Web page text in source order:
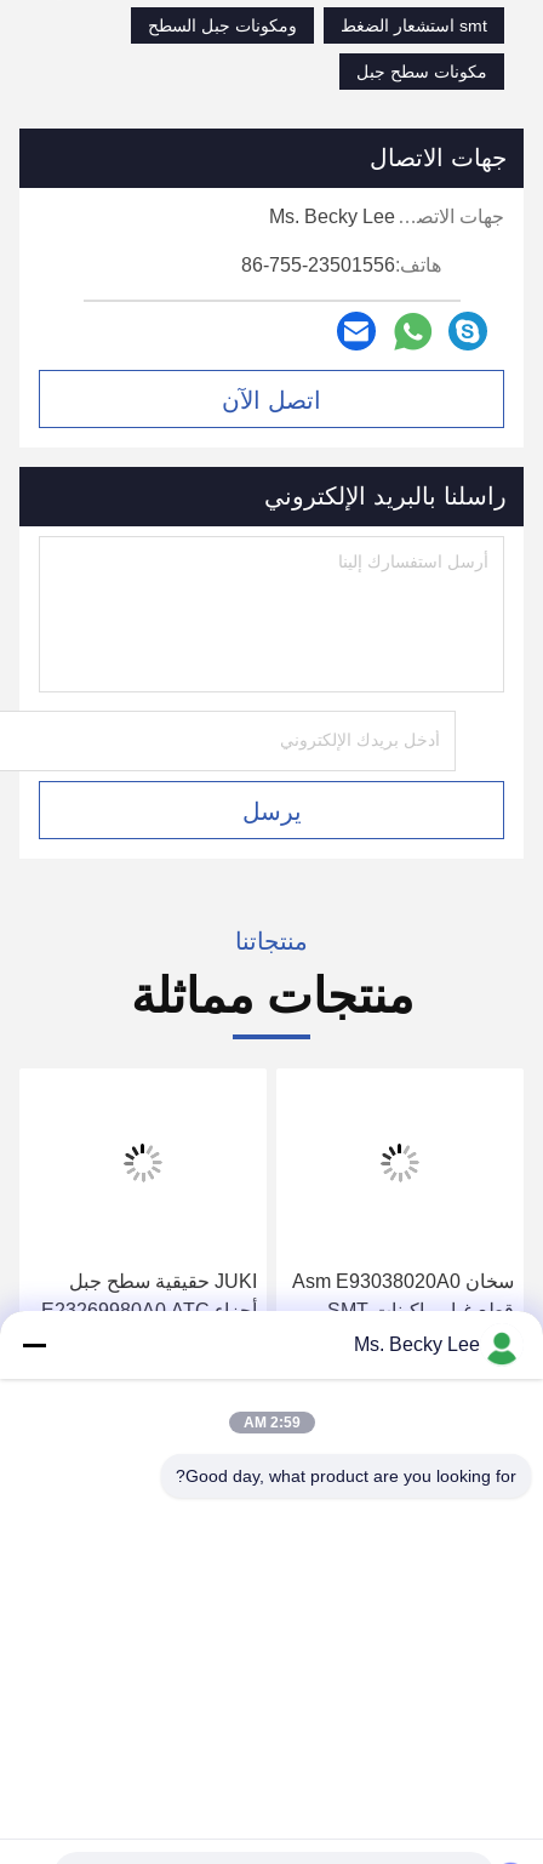
smt استشعار الضغط
ومكونات جبل السطح
مكونات سطح جبل
جهات الاتصال
جهات الاتصال: Ms. Becky Lee
هاتف:86-755-23501556
اتصل الآن
راسلنا بالبريد الإلكتروني
يرسل
منتجاتنا
منتجات مماثلة
سخان Asm E93038020A0
قطع غيار ماكينات SMT
سنة
JUKI حقيقية سطح جبل
أجزاء E23269980A0 ATC
OFFSET BOSS ASM 2 ل
Ms. Becky Lee
2:59 AM
Good day, what product are you looking for?